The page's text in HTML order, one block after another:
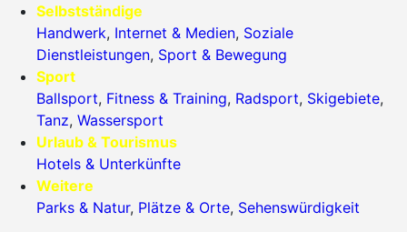
Selbstständige
Handwerk, Internet & Medien, Soziale
Dienstleistungen, Sport & Bewegung
Sport
Ballsport, Fitness & Training, Radsport, Skigebiete,
Tanz, Wassersport
Urlaub & Tourismus
Hotels & Unterkünfte
Weitere
Parks & Natur, Plätze & Orte, Sehenswürdigkeit